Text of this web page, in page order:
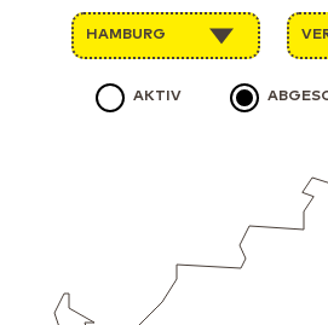
HAMBURG
AKTIV